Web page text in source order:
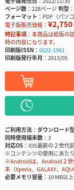
ページ数
228ページ判型
フォーマット
PDF（パソ
電子版販売価格： ¥2,750
特記事項
本商品は紙版の
時の内容になります。
印刷版ISSN
0022-1961
印刷版発行年月
2013/05
ご利用方法
ダウンロード
同時使用端末数
3
対応OS
iOS最新の２世代
※コンテンツの使用にあた
※Androidは、Android２世
末（Xperia、GALAXY、
必要メモリ容量
10 MB以上